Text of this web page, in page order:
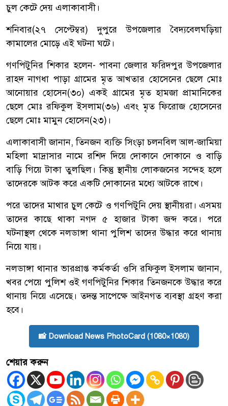
চুল কেটে দেয় এলাকাবাসী।
শনিবার(২৭ সেপ্টেম্বর) দুপুরে উপজেলার বৈদ্যবেলঘড়িয়া
কামালের মোড়ে এই ঘটনা ঘটে।
গণপিটুনির শিকার হলেন- পাবনা জেলার ফরিদপুর উপজেলার
রাহদ নাগধা পাড়া গ্রামের মৃত আখতার হোসেনের ছেলে মোঃ
আনোয়ার হোসেন(৩০) একই গ্রামের মৃত হামজা প্রামানিকের
ছেলে মোঃ রফিকুল ইসলাম(৩৬) এবং মৃত ফিরোজ হোসেনের
ছেলে মোঃ মামুন হোসেন(২৩)।
এলাকাবাসী জানান, তিনজন ব্যক্তি সিংড়া চলনবিল আল-জামিয়া
মহিলা মাদ্রাসার নামে রশিদ দিয়ে দোকানে দোকানে ও বাড়ি
বাড়ি গিয়ে টাকা তুলছিল। কিন্তু স্থানীয় লোকজনের সন্দেহ হলে
তাদেরকে আটক করে একটি দোকানের মধ্যে আটকে রাখে।
পরে তাদের মাথার চুল কেটে ও গণপিটুনি দেয় স্থানীয়রা। এসময়
তাদের কাছে থাকা নগদ ৫ হাজার টাকা জব্দ করে। পরে
ঘটনাস্থল থেকে নলডাঙ্গা থানা পুলিশ তাদের উদ্ধার করে থানায়
নিয়ে যায়।
নলডাঙ্গা থানার ভারপ্রাপ্ত কর্মকর্তা ওসি রফিকুল ইসলাম জানান,
খবর পেয়ে পুলিশ ওই গণপিটুনির শিকার তিনজনকে উদ্ধার করে
থানায় নিয়ে এসেছে। তদন্ত সাপেক্ষে আইনগত ব্যবস্থা গ্রহণ করা
হবে।
📸 Download News PhotoCard (1080×1080)
শেয়ার করুন